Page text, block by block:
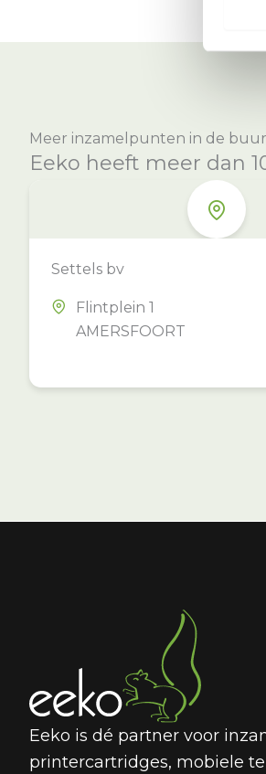
Meer inzamelpunten in de
Eeko heeft meer dan
Settels bv
Flintplein 1
AMERSFOORT
Eeko is dé partner voor
printercartridges, mobiele